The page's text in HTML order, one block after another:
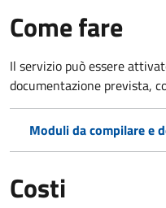
Come fare
Il servizio può essere
documentazione prevista,
Moduli da compilare e
Costi